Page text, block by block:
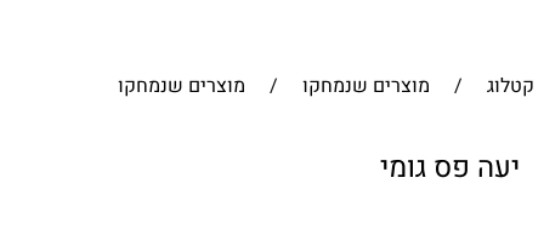
קטלוג / מוצרים שנמחקו / מוצרים שנמחקו
יעה פס גומי